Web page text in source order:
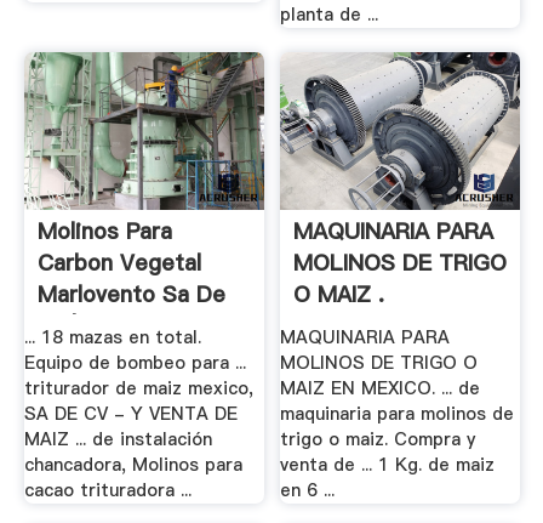
planta de ...
Molinos Para
Carbon Vegetal
Marlovento Sa De
Cv | .
... 18 mazas en total.
Equipo de bombeo para ...
triturador de maiz mexico,
SA DE CV - Y VENTA DE
MAIZ ... de instalación
chancadora, Molinos para
cacao trituradora ...
MAQUINARIA PARA
MOLINOS DE TRIGO
O MAIZ .
MAQUINARIA PARA
MOLINOS DE TRIGO O
MAIZ EN MEXICO. ... de
maquinaria para molinos de
trigo o maiz. Compra y
venta de ... 1 Kg. de maiz
en 6 ...